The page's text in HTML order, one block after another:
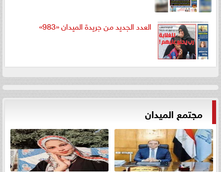
العدد الجديد من جريدة الميدان «983»
مجتمع الميدان